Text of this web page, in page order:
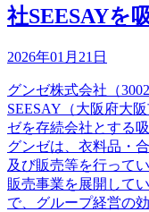
社SEESAYを
2026年01月21日
グンゼ株式会社（
SEESAY（大阪府大
ゼを存続会社とする
グンゼは、衣料品・
及び販売等を行って
販売事業を展開して
で、グループ経営の